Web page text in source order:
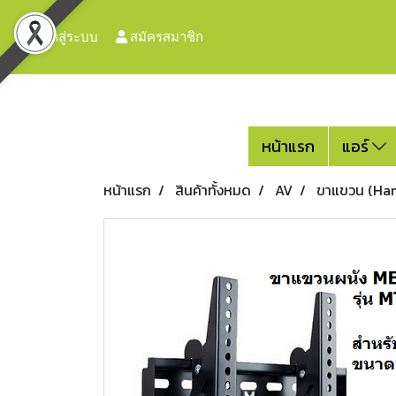
เข้าสู่ระบบ สมัครสมาชิก
หน้าแรก แอร์
หน้าแรก สินค้าทั้งหมด AV ขาแขวน